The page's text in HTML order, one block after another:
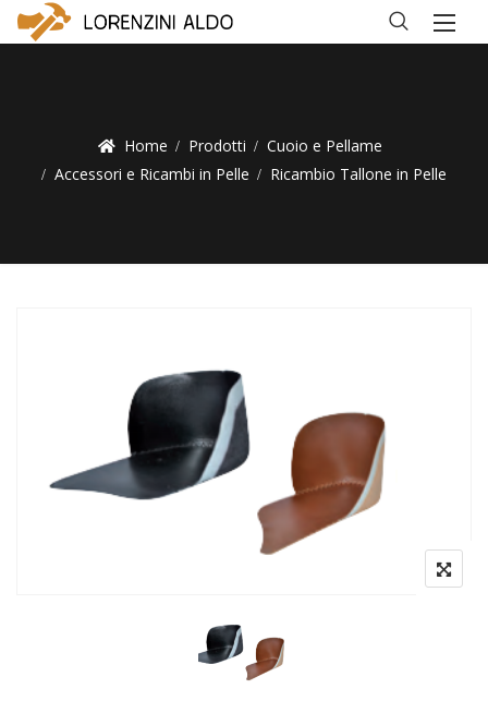
Home Prodotti
Cuoio e Pellame
Accessori e Ricambi in Pelle
Ricambio Tallone in Pelle